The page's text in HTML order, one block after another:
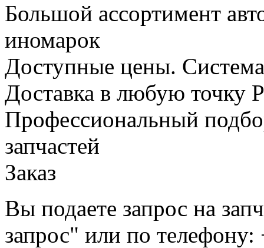
Большой ассортимент
иномарок
Доступные цены.
Доставка в любую точку
Профессиональный
запчастей
Заказ
Вы подаете запрос на
запрос" или по